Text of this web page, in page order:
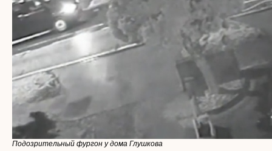
Подозрительный фургон у дома Глушкова